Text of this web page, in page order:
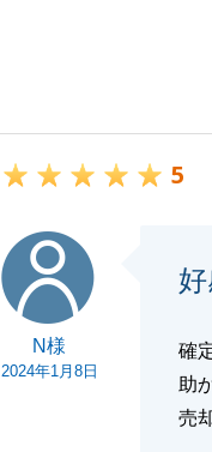
今回は建築上の制限
ムーズにご契約、お
また、何かご縁がご
5
N様
2024年1月8日
確
助
売